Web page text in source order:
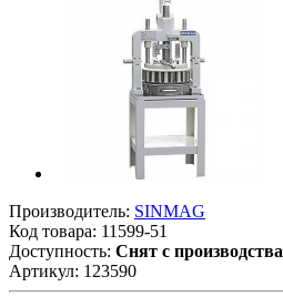
Производитель: SINMAG
Код товара: 11599-51
Доступность: Снят с производства
Артикул: 123590